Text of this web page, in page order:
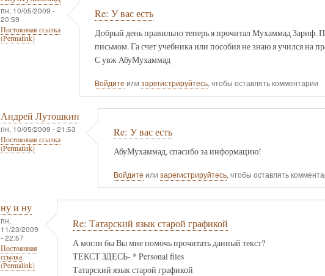
пн, 10/05/2009 -
20:59
Постоянная ссылка
(Permalink)
Re: У вас есть
Добрый день правильно теперь я прочитал Мухаммад
письмом. Га счет учебника или пособия не знаю я учился на
С увж АбуМухаммад
Войдите или зарегистрируйтесь, чтобы оставлять комментарии
Андрей Лутошкин
пн, 10/05/2009 - 21:53
Постоянная ссылка
(Permalink)
Re: У вас есть
АбуМухаммад, спасибо за информацию!
Войдите или зарегистрируйтесь, чтобы оставлять
ну и ну
пн,
11/23/2009
- 22:57
Постоянная
ссылка
(Permalink)
Re: Татарский язык старой графикой
А могли бы Вы мне помочь прочитать данный текст?
ТЕКСТ ЗДЕСЬ- * Personal files
Татарский язык старой графикой